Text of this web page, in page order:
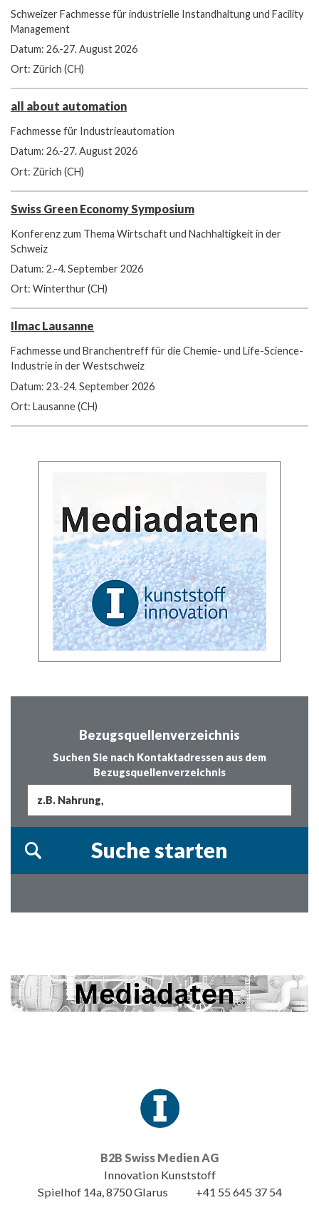
Schweizer Fachmesse für industrielle Instandhaltung und Facility
Management
Datum: 26.-27. August 2026
Ort: Zürich (CH)
all about automation
Fachmesse für Industrieautomation
Datum: 26.-27. August 2026
Ort: Zürich (CH)
Swiss Green Economy Symposium
Konferenz zum Thema Wirtschaft und Nachhaltigkeit in der
Schweiz
Datum: 2.-4. September 2026
Ort: Winterthur (CH)
Ilmac Lausanne
Fachmesse und Branchentreff für die Chemie- und Life-Science-
Industrie in der Westschweiz
Datum: 23.-24. September 2026
Ort: Lausanne (CH)
Bezugsquellenverzeichnis
Suchen Sie nach Kontaktadressen aus dem
Bezugsquellenverzeichnis
B2B Swiss Medien AG
Innovation Kunststoff
Spielhof 14a, 8750 Glarus
+41 55 645 37 54